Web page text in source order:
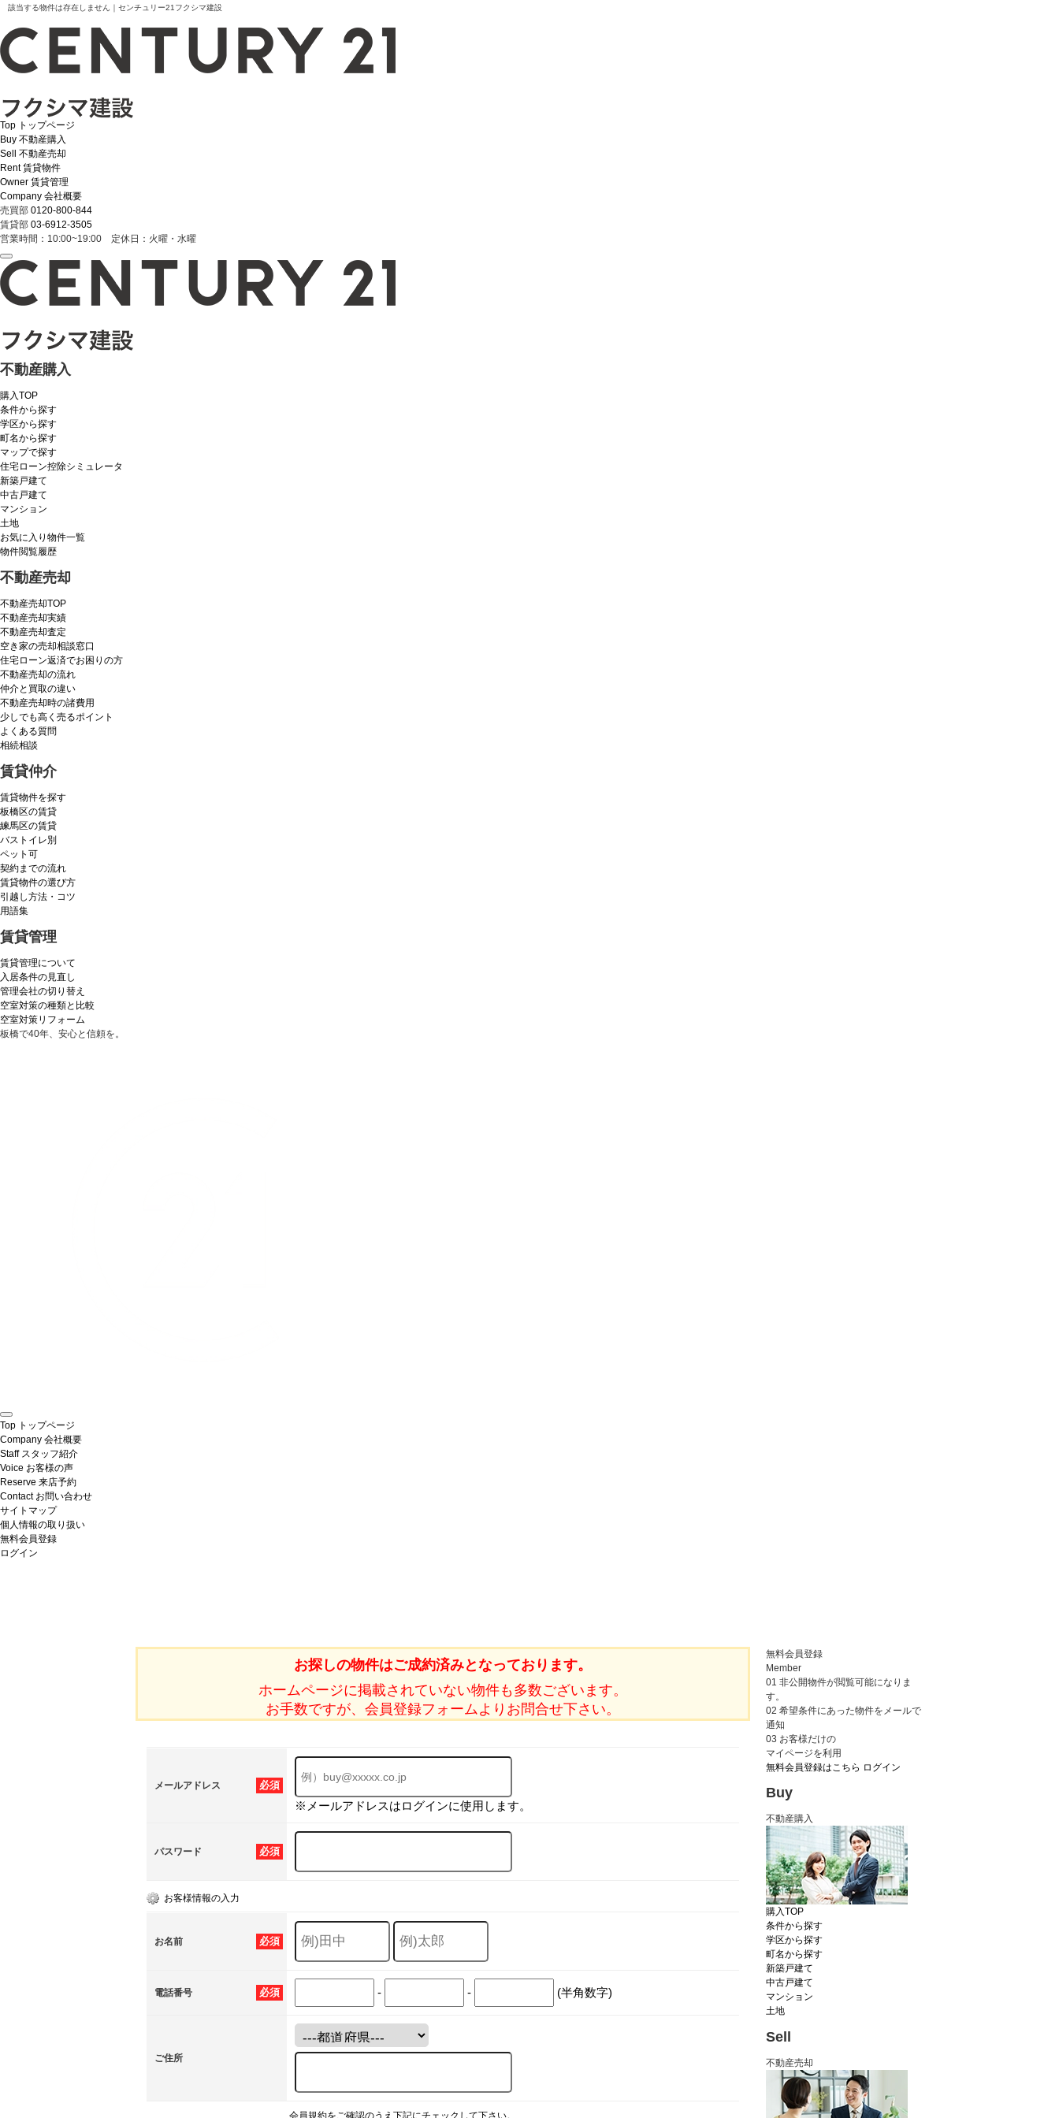
該当する物件は存在しません｜センチュリー21フクシマ建設
Top トップページ
Buy 不動産購入
Sell
不動産売却
Rent 賃貸物件
Owner 賃貸管理
Company 会社概要
売買部 0120-800-844
賃貸部 03-6912-3505
営業時間：10:00~19:00 定休日：火曜・水曜
不動産購入
購入TOP
条件から探す
学区から探す
町名から探す
マップで探す
住宅ローン控除シミュレータ
新築戸建て
中古戸建て
マンション
土地
お気に入り物件一覧
物件閲覧履歴
不動産売却
不動産売却TOP
不動産売却実績
不動産売却査定
空き家の売却相談窓口
住宅ローン返済でお困りの方
不動産売却の流れ
仲介と買取の違い
不動産売却時の諸費用
少しでも高く売るポイント
よくある質問
相続相談
賃貸仲介
賃貸物件を探す
板橋区の賃貸
練馬区の賃貸
バストイレ別
ペット可
契約までの流れ
賃貸物件の選び方
引越し方法・コツ
用語集
賃貸管理
賃貸管理について
入居条件の見直し
管理会社の切り替え
空室対策の種類と比較
空室対策リフォーム
板橋で40年、安心と信頼を。
Top トップページ
Company 会社概要
Staff スタッフ紹介
Voice お客様の声
Reserve 来店予約
Contact お問い合わせ
サイトマップ
個人情報の取り扱い
無料会員登録
ログイン
お探しの物件はご成約済みとなっております。
ホームページに掲載されていない物件も多数ございます。
お手数ですが、会員登録フォームよりお問合せ下さい。
必須
メールアドレス
※メールアドレスはログインに使用します。
必須
パスワード
お客様情報の入力
必須
お名前
必須
電話番号 - - (半角数字)
ご住所
会員規約をご確認のうえ下記にチェックして下さい。
無料会員登録
Member
01 非公開物件が閲覧可能になりま
す。
02 希望条件にあった物件をメールで
通知
03 お客様だけの
マイページを利用
無料会員登録はこちら ログイン
Buy
不動産購入
購入TOP
条件から探す
学区から探す
町名から探す
新築戸建て
中古戸建て
マンション
土地
Sell
不動産売却